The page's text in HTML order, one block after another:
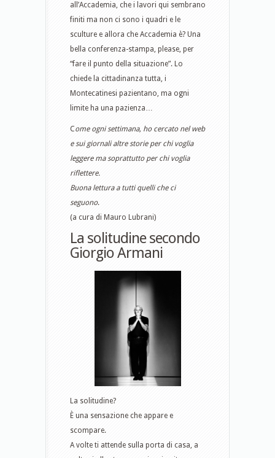
all’Accademia, che i lavori qui sembrano
finiti ma non ci sono i quadri e le
sculture e allora che Accademia è? Una
bella conferenza-stampa, please, per
“fare il punto della situazione”. Lo
chiede la cittadinanza tutta, i
Montecatinesi pazientano, ma ogni
limite ha una pazienza…
Come ogni settimana, ho cercato nel web
e sui giornali altre storie per chi voglia
leggere ma soprattutto per chi voglia
riflettere.
Buona lettura a tutti quelli che ci
seguono.
(a cura di Mauro Lubrani)
La solitudine secondo
Giorgio Armani
La solitudine?
È una sensazione che appare e
scompare.
A volte ti attende sulla porta di casa, a